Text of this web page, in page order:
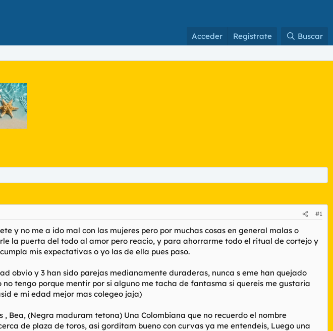
Acceder Regístrate Buscar
#1
y no me a ido mal con las mujeres pero por muchas cosas en general malas o
la puerta del todo al amor pero reacio, y para ahorrarme todo el ritual de cortejo y
mis expectativas o yo las de ella pues paso.
obvio y 3 han sido parejas medianamente duraderas, nunca s eme han quejado
tengo porque mentir por si alguno me tacha de fantasma si quereis me gustaria
e mi edad mejor mas colegeo jaja)
Bea, (Negra maduram tetona) Una Colombiana que no recuerdo el nombre
de plaza de toros, asi gorditam bueno con curvas ya me entendeis, Luego una